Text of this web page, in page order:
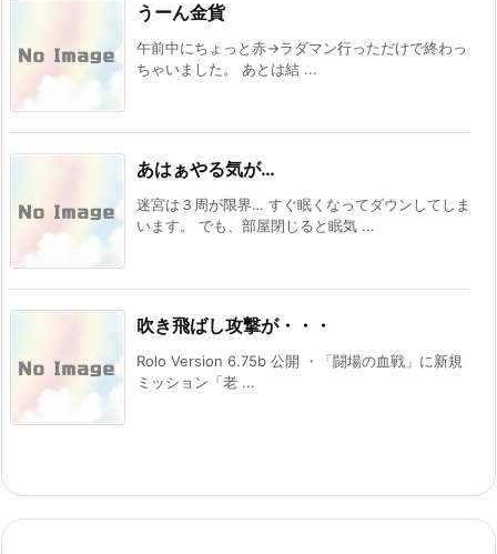
うーん金貨
午前中にちょっと赤→ラダマン行っただけで終わっ
ちゃいました。 あとは結 ...
あはぁやる気が…
迷宮は３周が限界… すぐ眠くなってダウンしてしま
います。 でも、部屋閉じると眠気 ...
吹き飛ばし攻撃が・・・
Rolo Version 6.75b 公開 ・「闘場の血戦」に新規
ミッション「老 ...